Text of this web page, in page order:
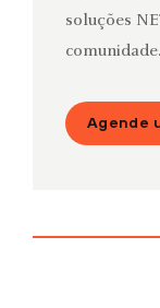
soluções
comunidade.
Agende